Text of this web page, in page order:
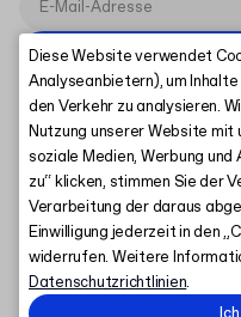
Kontakt & Hilfe
Über uns
Nachhaltigkeit
Ressourcen
Connect
Diese Website verwendet
Analyseanbietern), um
den Verkehr zu analysieren.
Nutzung unserer Website mit
soziale Medien, Werbung und
zu“ klicken, stimmen Sie der
Verarbeitung der daraus
Einwilligung jederzeit in den
widerrufen. Weitere
Datenschutzrichtlinien.